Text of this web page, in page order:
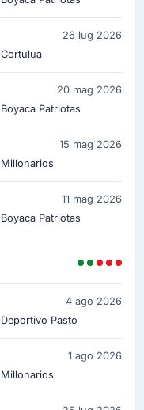
26 lug 2026
Cortulua
20 mag 2026
Boyaca Patriotas
15 mag 2026
Millonarios
11 mag 2026
Boyaca Patriotas
4 ago 2026
Deportivo Pasto
1 ago 2026
Millonarios